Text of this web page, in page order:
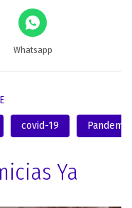
Whatsapp
covid-19 Pandemia
Ya